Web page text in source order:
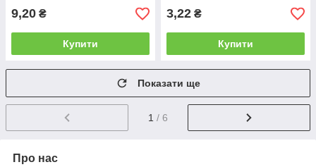
9,20 ₴
Купити
3,22 ₴
Купити
Показати ще
1 / 6
Про нас